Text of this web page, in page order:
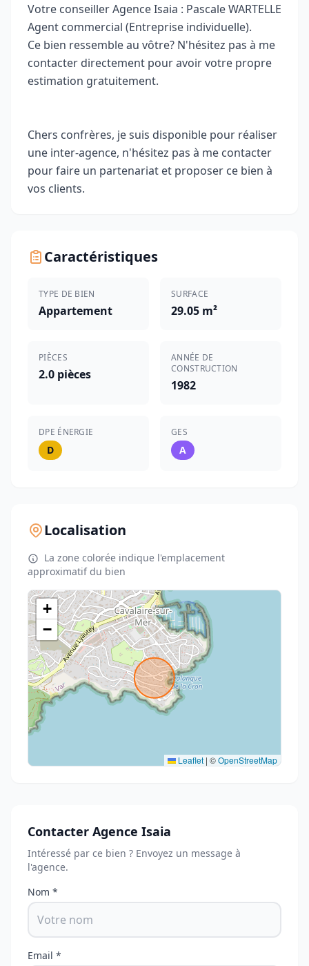
Votre conseiller Agence Isaia : Pascale WARTELLE
Agent commercial (Entreprise individuelle).
Ce bien ressemble au vôtre? N'hésitez pas à me
contacter directement pour avoir votre propre
estimation gratuitement.
Chers confrères, je suis disponible pour réaliser
une inter-agence, n'hésitez pas à me contacter
pour faire un partenariat et proposer ce bien à
vos clients.
Caractéristiques
TYPE DE BIEN
Appartement
SURFACE
29.05 m²
PIÈCES
2.0 pièces
ANNÉE DE
CONSTRUCTION
1982
DPE ÉNERGIE
D
GES
A
Localisation
La zone colorée indique l'emplacement
approximatif du bien
+
−
Leaflet | ©OpenStreetMap
Contacter Agence Isaia
Intéressé par ce bien ? Envoyez un message à
l'agence.
Nom *
Email *